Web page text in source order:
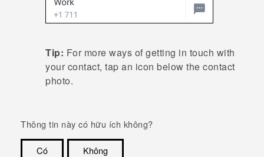
Tip: For more ways of getting in touch with
your contact, tap an icon below the contact
photo.
Thông tin này có hữu ích không?
Có
Không